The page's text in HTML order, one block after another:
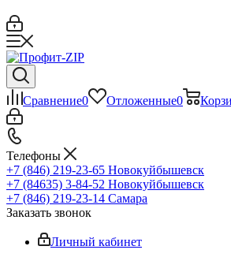
Сравнение0 Отложенные0
Телефоны
+7 (846) 219-23-65 Новокуйбышевск
+7 (84635) 3-84-52 Новокуйбышевск
+7 (846) 219-23-14 Самара
Заказать звонок
Личный кабинет